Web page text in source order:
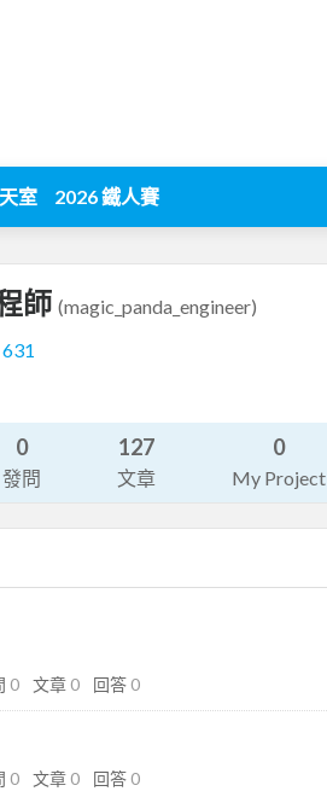
室 2026 鐵人賽
師 (magic_panda_engineer)
631
0
發問
127
文章
0
My Project
0 文章 0 回答 0
0 文章 0 回答 0